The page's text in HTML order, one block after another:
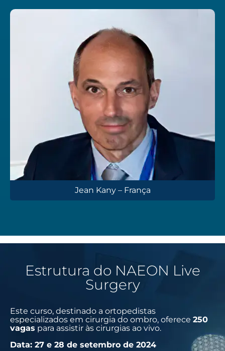
Jean Kany – França
Estrutura do NAEON Live
Surgery
Este curso, destinado a ortopedistas
especializados em cirurgia do ombro, oferece 250
vagas para assistir às cirurgias ao vivo.
Data: 27 e 28 de setembro de 2024